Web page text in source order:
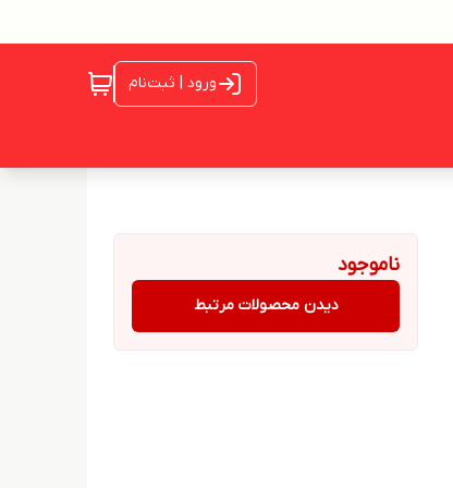
ورود | ثبت‌نام
ناموجود
دیدن محصولات مرتبط